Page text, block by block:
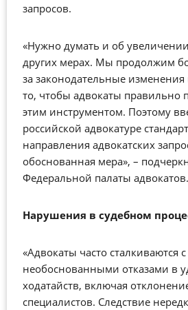
запросов.
«Нужно думать и об
других мерах. Мы продолжим
за законодательные
то, чтобы адвокаты правильно
этим инструментом. Поэтому
российской адвокатуре
направления адвокатских
обоснованная мера», –
Федеральной палаты адвокатов.
Нарушения в судебном
«Адвокаты часто сталкиваются с
необоснованными отказами в
ходатайств, включая
специалистов. Следствие